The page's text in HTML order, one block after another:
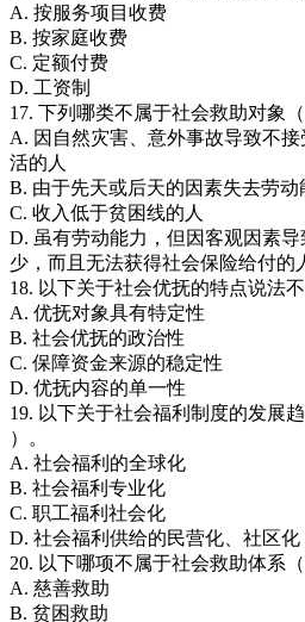
A. 按服务项目收费
B. 按家庭收费
C. 定额付费
D. 工资制
17. 下列哪类不属于社会救助对象（
A. 因自然灾害、意外事故导致不
活的人
B. 由于先天或后天的因素失去劳动
C. 收入低于贫困线的人
D. 虽有劳动能力，但因客观因素
少，而且无法获得社会保险给付的
18. 以下关于社会优抚的特点说法
A. 优抚对象具有特定性
B. 社会优抚的政治性
C. 保障资金来源的稳定性
D. 优抚内容的单一性
19. 以下关于社会福利制度的发展
）。
A. 社会福利的全球化
B. 社会福利专业化
C. 职工福利社会化
D. 社会福利供给的民营化、社区化
20. 以下哪项不属于社会救助体系（
A. 慈善救助
B. 贫困救助